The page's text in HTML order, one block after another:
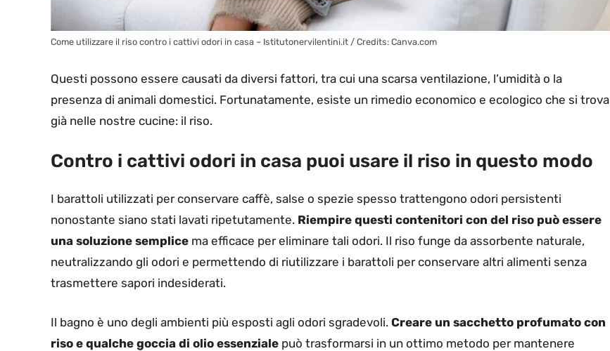
Come utilizzare il riso contro i cattivi odori in casa – Istitutonervilentini.it / Credits: Canva.com
Questi possono essere causati da diversi fattori, tra cui una scarsa ventilazione, l’umidità o la
presenza di animali domestici. Fortunatamente, esiste un rimedio economico e ecologico che si trova
già nelle nostre cucine: il riso.
Contro i cattivi odori in casa puoi usare il riso in questo modo
I barattoli utilizzati per conservare caffè, salse o spezie spesso trattengono odori persistenti
nonostante siano stati lavati ripetutamente. Riempire questi contenitori con del riso può essere
una soluzione semplice ma efficace per eliminare tali odori. Il riso funge da assorbente naturale,
neutralizzando gli odori e permettendo di riutilizzare i barattoli per conservare altri alimenti senza
trasmettere sapori indesiderati.
Il bagno è uno degli ambienti più esposti agli odori sgradevoli. Creare un sacchetto profumato con
riso e qualche goccia di olio essenziale può trasformarsi in un ottimo metodo per mantenere